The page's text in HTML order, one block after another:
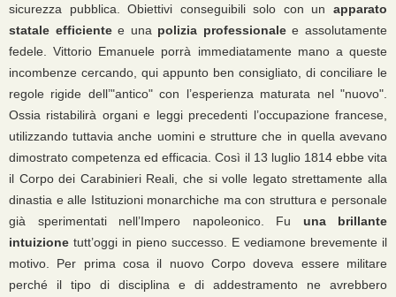
sicurezza pubblica. Obiettivi conseguibili solo con un apparato
statale efficientee una polizia professionalee assolutamente
fedele. Vittorio Emanuele porrà immediatamente mano a queste
incombenze cercando, qui appunto ben consigliato, di conciliare le
regole rigide dell’"antico" con l’esperienza maturata nel "nuovo".
Ossia ristabilirà organi e leggi precedenti l’occupazione francese,
utilizzando tuttavia anche uomini e strutture che in quella avevano
dimostrato competenza ed efficacia. Così il 13 luglio 1814 ebbe vita
il Corpo dei Carabinieri Reali, che si volle legato strettamente alla
dinastia e alle Istituzioni monarchiche ma con struttura e personale
già sperimentati nell’Impero napoleonico. Fu una brillante
intuizione tutt’oggi in pieno successo. E vediamone brevemente il
motivo. Per prima cosa il nuovo Corpo doveva essere militare
perché il tipo di disciplina e di addestramento ne avrebbero